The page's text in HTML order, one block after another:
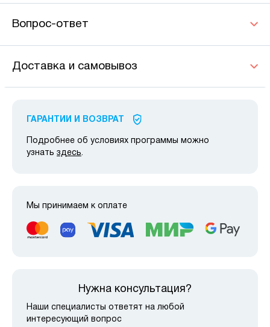
Вопрос-ответ
Доставка и самовывоз
ГАРАНТИИ И ВОЗВРАТ
Подробнее об условиях программы можно
узнать здесь.
Мы принимаем к оплате
Нужна консультация?
Наши специалисты ответят на любой
интересующий вопрос